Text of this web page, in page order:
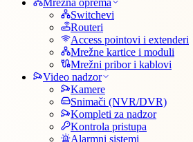
Mrežna oprema
Switchevi
Routeri
Access pointovi i extenderi
Mrežne kartice i moduli
Mrežni pribor i kablovi
Video nadzor
Kamere
Snimači (NVR/DVR)
Kompleti za nadzor
Kontrola pristupa
Alarmni sistemi